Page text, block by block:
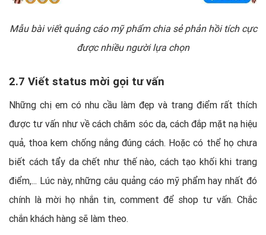
Mẫu bài viết quảng cáo mỹ phẩm chia sẻ phản hồi tích cực
được nhiều người lựa chọn
2.7 Viết status mời gọi tư vấn
Những chị em có nhu cầu làm đẹp và trang điểm rất thích
được tư vấn như về cách chăm sóc da, cách đắp mặt nạ hiệu
quả, thoa kem chống nắng đúng cách. Hoặc có thể họ chưa
biết cách tẩy da chết như thế nào, cách tạo khối khi trang
điểm,... Lúc này, những câu quảng cáo mỹ phẩm hay nhất đó
chính là mời họ nhắn tin, comment để shop tư vấn. Chắc
chắn khách hàng sẽ làm theo.